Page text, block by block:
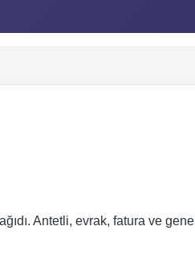
Antetli, evrak, fatura ve